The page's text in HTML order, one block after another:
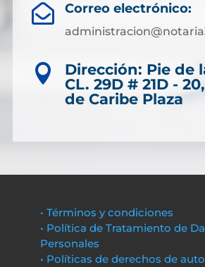
 Correo electrónico:

Dirección: Pie de
CL. 29D # 21D -
de Caribe Plaza
• Términos y condiciones
• Política de Tratamiento de
Personales
• Políticas de derechos de